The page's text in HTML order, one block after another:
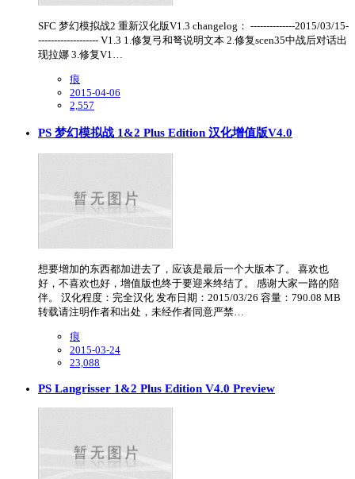
SFC 梦幻模拟战2 重新汉化版V1.3 changelog： --------------2015/03/15-
------------------- V1.3 1.修复弓和弩说明文本 2.修复scen35中战后对话出
现拉娜 3.修复V1…
痕
2015-04-06
2,557
PS 梦幻模拟战 1&2 Plus Edition 汉化增值版V4.0
想要增加的东西都加进去了，应该是最后一个大版本了。 喜欢也
好，不喜欢也好，增值版也终于要迎来终结了。 感谢大家一路的陪
伴。 汉化程度：完全汉化 发布日期：2015/03/26 容量：790.08 MB
转载请注明作者和出处，未经作者同意严禁…
痕
2015-03-24
23,088
PS Langrisser 1&2 Plus Edition V4.0 Preview